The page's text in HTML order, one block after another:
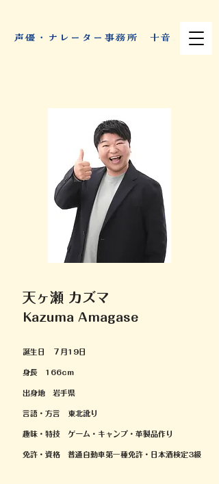
​声優・ナレーター事務所 十音
天ヶ瀬 カズマ
Kazuma Amagase
誕生日 ７月19日
身長 166cm
出身地 岩手県
言語・方言 東北訛り
趣味・特技 ゲーム・キャンプ・革製品作り
免許・資格 普通自動車第一種免許・日本酒検定3級​